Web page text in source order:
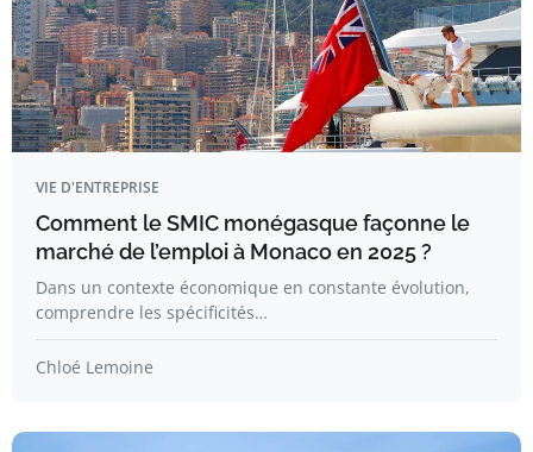
VIE D'ENTREPRISE
Comment le SMIC monégasque façonne le
marché de l’emploi à Monaco en 2025 ?
Dans un contexte économique en constante évolution,
comprendre les spécificités…
Chloé Lemoine